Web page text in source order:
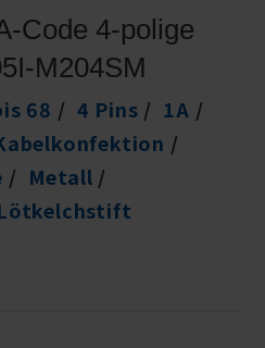
Code 4-polige
M204SM
68 4 Pins
1A
Metall